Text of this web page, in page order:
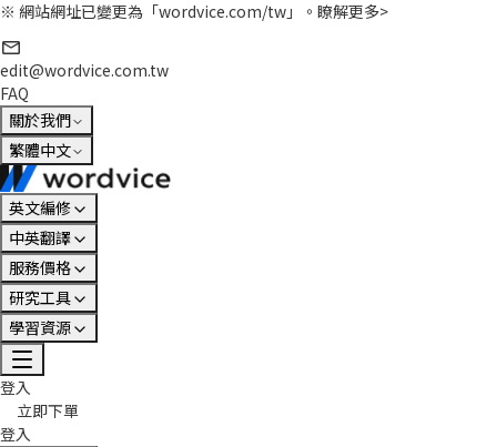
※ 網站網址已變更為「wordvice.com/tw」。 瞭解更多>
edit@wordvice.com.tw
FAQ
關於我們
繁體中文
英文編修
中英翻譯
服務價格
研究工具
學習資源
登入
立即下單
登入